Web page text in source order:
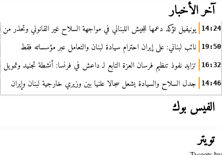
آخر الأخبار
14:24 يونيفيل تؤكد دعمها للجيش اللبناني في مواجهة السلاح غير القانوني وتحذر من
19:50 نائب لبناني: على إيران احترام سيادة لبنان والتعامل عبر مؤسساته فقط
16:32 تزايد نفوذ تنظيم فرسان العزة التابع لـ داعش في فرنسا: أنشطة تجنيد
14:46 جدل السلاح والسيادة يشعل سجالا علنيا بين وزيري خارجية لبنان وإيران
الفيس بوك
تويتر